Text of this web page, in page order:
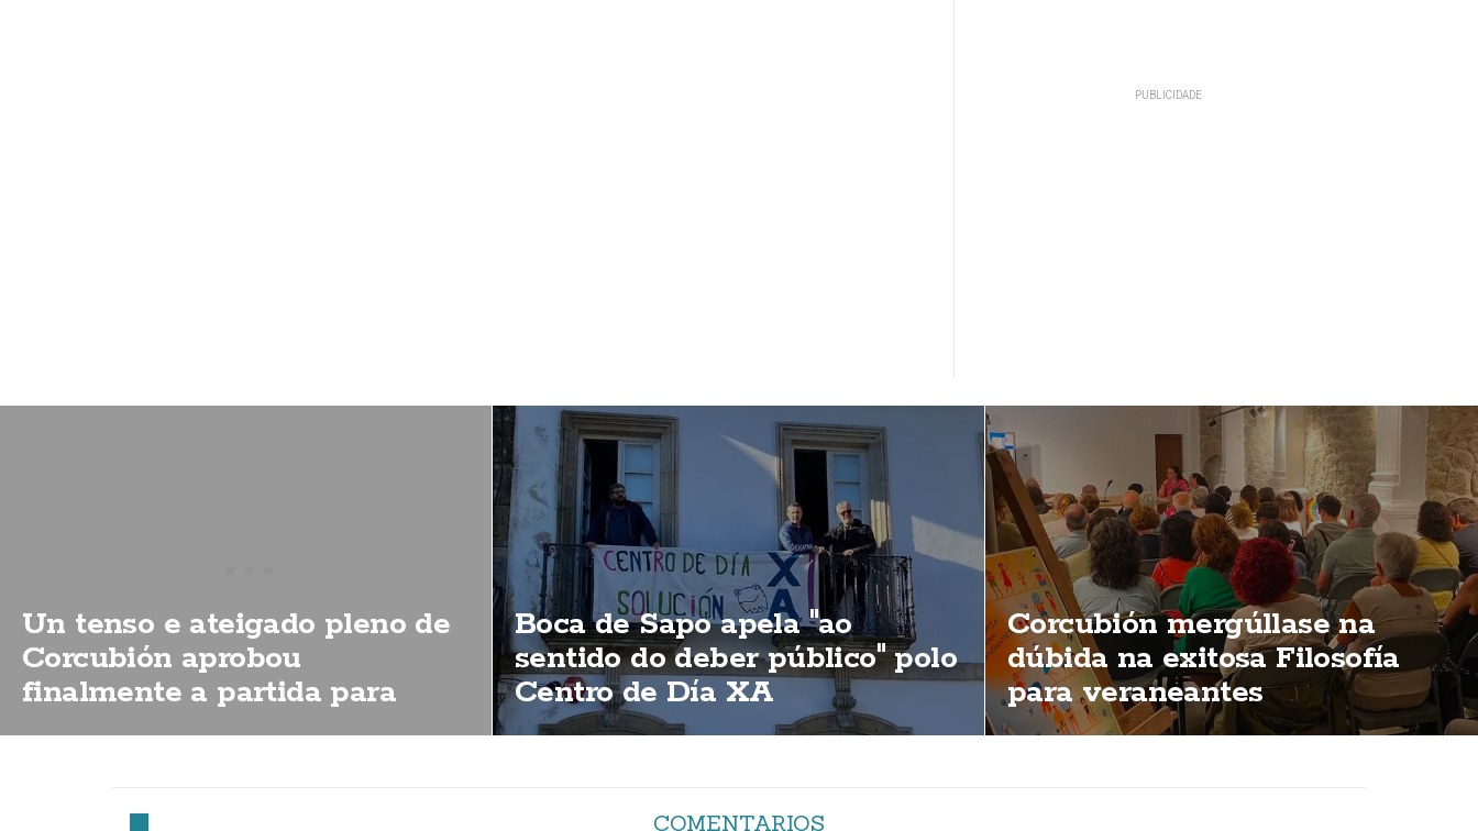
Un tenso e ateigado pleno de
Corcubión aprobou
finalmente a partida para
permitir a apertura do Centro
Boca de Sapo apela "ao
sentido do deber público" polo
Centro de Día XA
Corcubión mergúllase na
dúbida na exitosa Filosofía
para veraneantes
COMENTARIOS